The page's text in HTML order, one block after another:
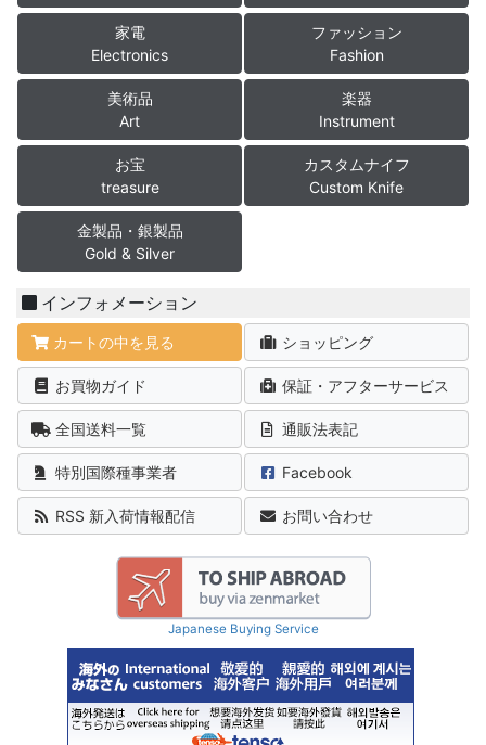
家電
Electronics
ファッション
Fashion
美術品
Art
楽器
Instrument
お宝
treasure
カスタムナイフ
Custom Knife
金製品・銀製品
Gold & Silver
インフォメーション
カートの中を見る ショッピング
お買物ガイド 保証・アフターサービス
全国送料一覧 通販法表記
特別国際種事業者 Facebook
RSS 新入荷情報配信 お問い合わせ
Japanese Buying Service